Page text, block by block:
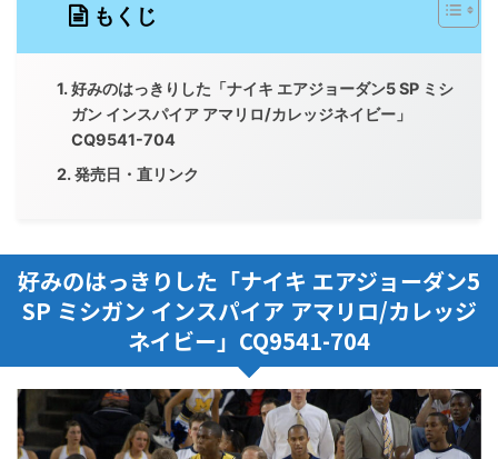
もくじ
好みのはっきりした「ナイキ エアジョーダン5 SP ミシ
ガン インスパイア アマリロ/カレッジネイビー」
CQ9541-704
発売日・直リンク
好みのはっきりした「ナイキ エアジョーダン5
SP ミシガン インスパイア アマリロ/カレッジ
ネイビー」CQ9541-704